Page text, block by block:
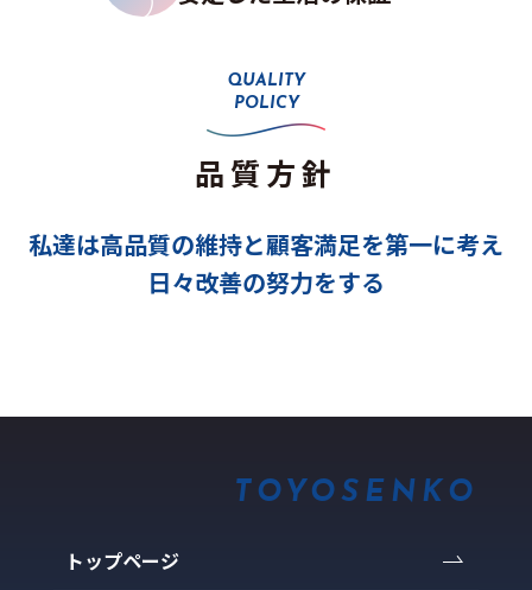
QUALITY
POLICY
品質方針
私達は高品質の維持と顧客満足を第一に考え
日々改善の努力をする
TOYOSENKO
トップページ